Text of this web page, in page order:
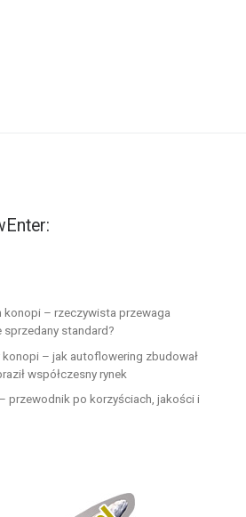
konopi – rzeczywista przewaga
standard?
– jak autoflowering zbudował
współczesny rynek
przewodnik po korzyściach, jakości i